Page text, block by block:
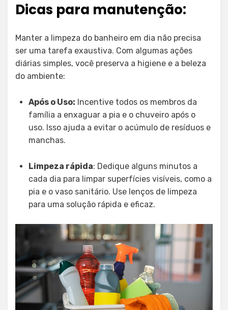
Dicas para manutenção:
Manter a limpeza do banheiro em dia não precisa
ser uma tarefa exaustiva. Com algumas ações
diárias simples, você preserva a higiene e a beleza
do ambiente:
Após o Uso: Incentive todos os membros da
família a enxaguar a pia e o chuveiro após o
uso. Isso ajuda a evitar o acúmulo de resíduos e
manchas.
Limpeza rápida: Dedique alguns minutos a
cada dia para limpar superfícies visíveis, como a
pia e o vaso sanitário. Use lenços de limpeza
para uma solução rápida e eficaz.